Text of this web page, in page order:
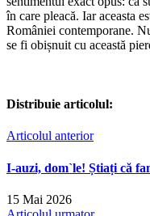
în care pleacă. Iar aceasta
României contemporane.
se fi obișnuit cu această
Distribuie articolul:
Articolul anterior
I-auzi, dom`le! Știați că
15 Mai 2026